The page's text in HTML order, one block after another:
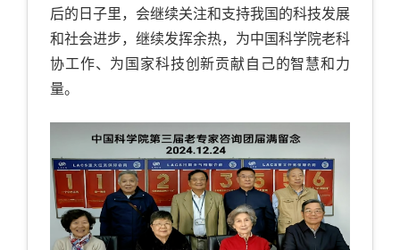
后的日子里，会继续关注和支持我国的科技发展
和社会进步，继续发挥余热，为中国科学院老科
协工作、为国家科技创新贡献自己的智慧和力
量。